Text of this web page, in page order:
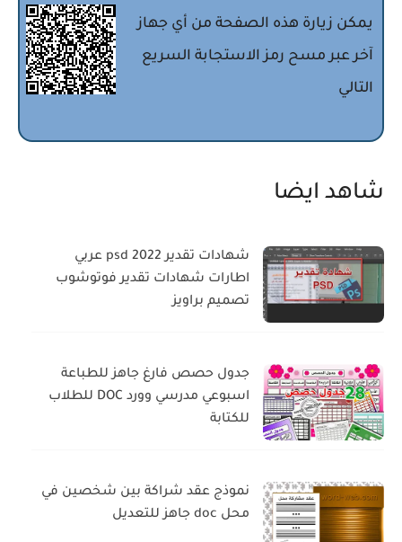
يمكن زيارة هذه الصفحة من أي جهاز
آخر عبر مسح رمز الاستجابة السريع
التالي
شاهد ايضا
شهادات تقدير psd 2022 عربي
اطارات شهادات تقدير فوتوشوب
تصميم براويز
جدول حصص فارغ جاهز للطباعة
اسبوعي مدرسي وورد DOC للطلاب
للكتابة
نموذج عقد شراكة بين شخصين في
محل doc جاهز للتعديل